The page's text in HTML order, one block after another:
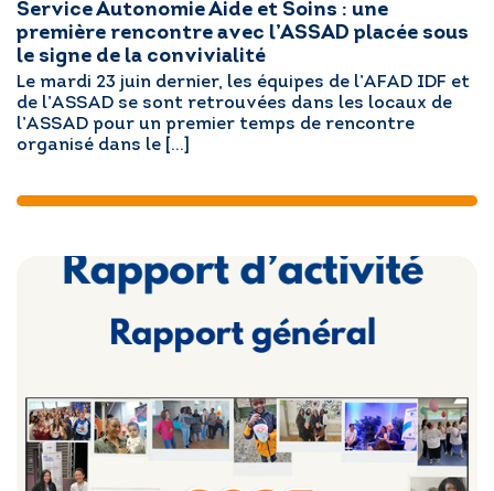
Service Autonomie Aide et Soins : une
première rencontre avec l’ASSAD placée sous
le signe de la convivialité
Le mardi 23 juin dernier, les équipes de l’AFAD IDF et
de l’ASSAD se sont retrouvées dans les locaux de
l’ASSAD pour un premier temps de rencontre
organisé dans le […]